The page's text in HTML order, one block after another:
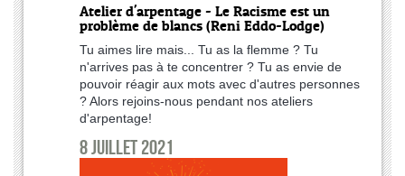
Atelier d'arpentage - Le Racisme est un
problème de blancs (Reni Eddo-Lodge)
Tu aimes lire mais... Tu as la flemme ? Tu
n'arrives pas à te concentrer ? Tu as envie de
pouvoir réagir aux mots avec d'autres personnes
? Alors rejoins-nous pendant nos ateliers
d'arpentage!
8 juillet 2021